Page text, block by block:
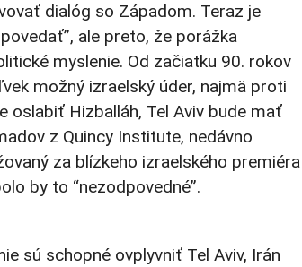
dialóg so Západom. Teraz je
ale preto, že porážka
myslenie. Od začiatku 90. rokov
možný izraelský úder, najmä proti
oslabiť Hizballáh, Tel Aviv bude mať
z Quincy Institute, nedávno
za blízkeho izraelského premiéra
by to “nezodpovedné”.
sú schopné ovplyvniť Tel Aviv, Irán